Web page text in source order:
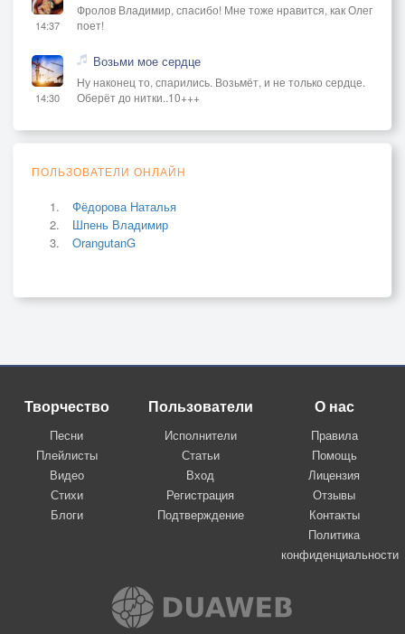
14:37
Фролов Владимир, спасибо! Мне тоже нравится, как Олег
поет!
14:30
Возьми мое сердце
Ну наконец то, спарились. Возьмёт, и не только сердце.
Оберёт до нитки..10+++
ПОЛЬЗОВАТЕЛИ ОНЛАЙН
Фёдорова Наталья
Шпень Владимир
OrangutanG
Творчество
Песни
Плейлисты
Видео
Стихи
Блоги
Пользователи
Исполнители
Статьи
Вход
Регистрация
Подтверждение
О нас
Правила
Помощь
Лицензия
Отзывы
Контакты
Политика
конфиденциальности